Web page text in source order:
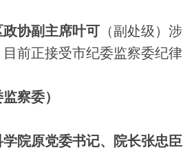
协副主席叶可 （副处级）涉
前正接受市纪委监察委纪律
察委）
院原党委书记、院长张忠臣